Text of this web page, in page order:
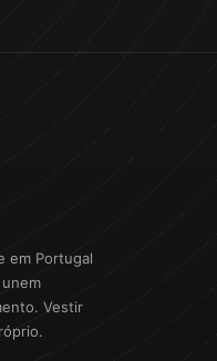
em Portugal
Vestir